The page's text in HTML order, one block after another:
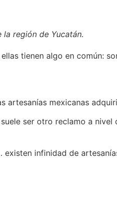
región de Yucatán.
tienen algo en común:
mexicanas
ser otro reclamo a
infinidad de